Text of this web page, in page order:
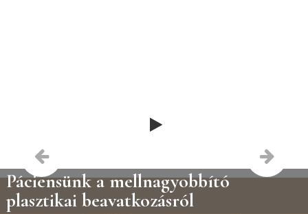
Páciensünk a mellnagyobbító
plasztikai beavatkozásról